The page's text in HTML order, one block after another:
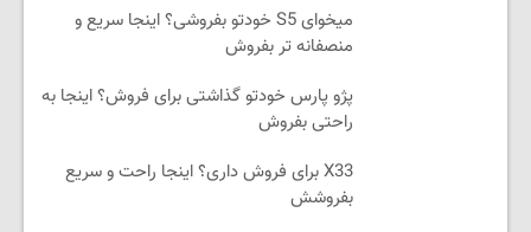
میخوای S5 خودتو بفروشی؟ اینجا سریع و
منصفانه تر بفروش
پژو پارس خودتو گذاشتی برای فروش؟ اینجا به
راحتی بفروش
X33 برای فروش داری؟ اینجا راحت و سریع
بفروشش